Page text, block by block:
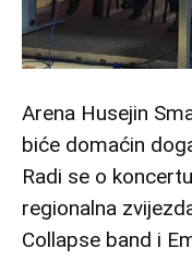
Arena Husejin
biće domaćin
Radi se o
regionalna
Collapse band i